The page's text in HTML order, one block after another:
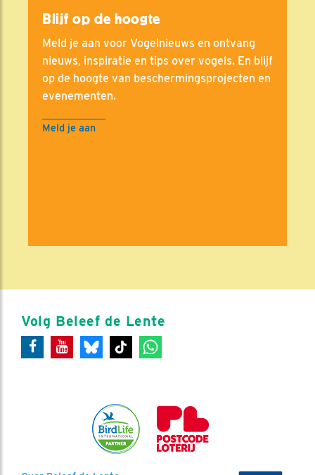
Blijf op de hoogte
Meld je aan voor Vogelnieuws en ontvang
nieuws, inspiratie en tips over vogels. En blijf
op de hoogte van beschermingsprojecten en
evenementen.
Meld je aan
Volg Beleef de Lente